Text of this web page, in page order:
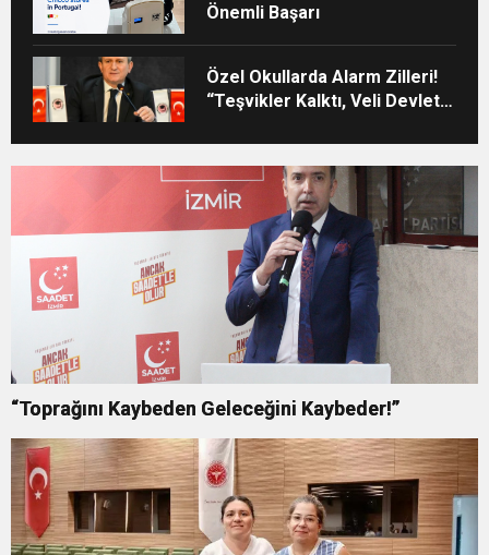
Önemli Başarı
Özel Okullarda Alarm Zilleri!
“Teşvikler Kalktı, Veli Devlet
“Toprağını Kaybeden Geleceğini Kaybeder!”